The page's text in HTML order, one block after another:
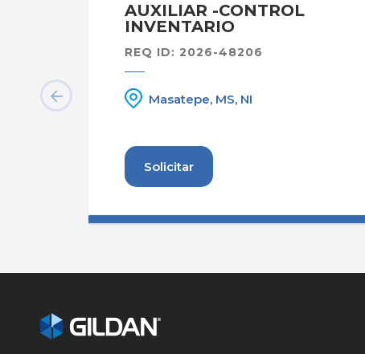
AUXILIAR -CONTROL
INVENTARIO
REQ ID: 2026-48206
Masatepe, MS, NI
Solicitar